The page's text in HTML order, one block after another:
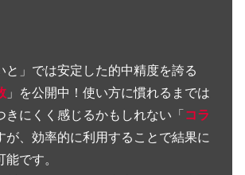
と 」では安定した的中精度を誇る
」を公開中！使い方に慣れるまでは
きにくく感じるかもしれない「コラ
が、効率的に利用することで結果に
です。